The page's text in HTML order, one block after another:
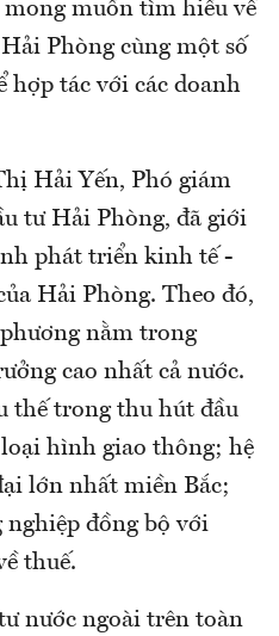
muốn tìm hiểu về
Phòng cùng một số
hợp tác với các doanh
Hải Yến, Phó giám
tư Hải Phòng, đã giới
phát triển kinh tế -
Hải Phòng. Theo đó,
nằm trong
cao nhất cả nước.
thế trong thu hút đầu
hình giao thông; hệ
lớn nhất miền Bắc;
nghiệp đồng bộ với
thuế.
nước ngoài trên toàn